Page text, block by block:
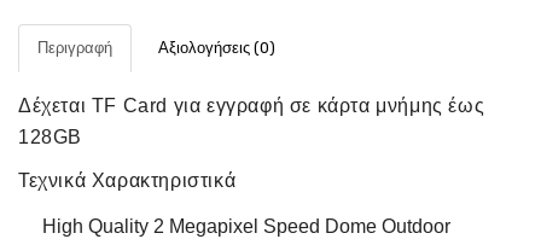
Περιγραφή Αξιολογήσεις (0)
Δέχεται TF Card για εγγραφή σε κάρτα μνήμης έως
128GB
Τεχνικά Χαρακτηριστικά
High Quality 2 Megapixel Speed Dome Outdoor